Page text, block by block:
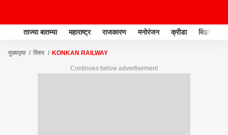
ताज्या बातम्या महाराष्ट्र राजकारण मनोरंजन क्रीडा बिझनेस
मुख्यपृष्ठ विषय KONKAN RAILWAY
Continues below advertisement